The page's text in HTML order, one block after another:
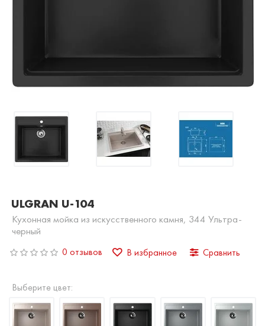
ULGRAN U-104
Кухонная мойка из искусственного камня, 344 Ультра-
черный
0 отзывов В избранное Сравнить
Выберите цвет: